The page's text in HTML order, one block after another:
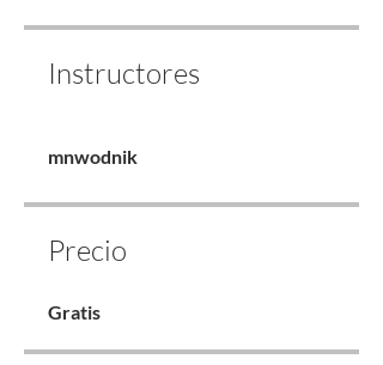
Instructores
mnwodnik
Precio
Gratis